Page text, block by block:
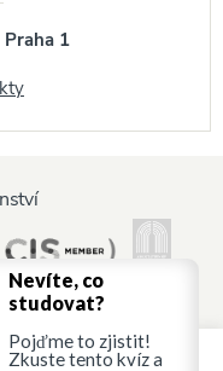
1
Nevíte, co
studovat?
Pojďme to zjistit!
Zkuste tento kvíz a